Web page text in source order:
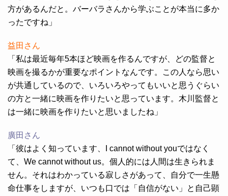
方があるんだと。バーバラさんから学ぶことが本当に多か
ったですね」
益田さん
「私は最近毎年5本ほど映画を作るんですが、どの監督と
映画を撮るかが重要なポイントなんです。この人なら思い
が共通しているので、いろいろやってもいいと思うぐらい
の方と一緒に映画を作りたいと思っています。木川監督と
は一緒に映画を作りたいと思いましたね」
廣田さん
「彼はよく知っています、I cannot without youではなく
て、We cannot without us。個人的には人間は生きられま
せん。それはわかっている寂しさがあって、自分で一生懸
命仕事をしますが、いつも口では「自信がない」と自己顕